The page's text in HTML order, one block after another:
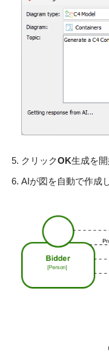
クリックOK生成を開
AIが図を自動で作成